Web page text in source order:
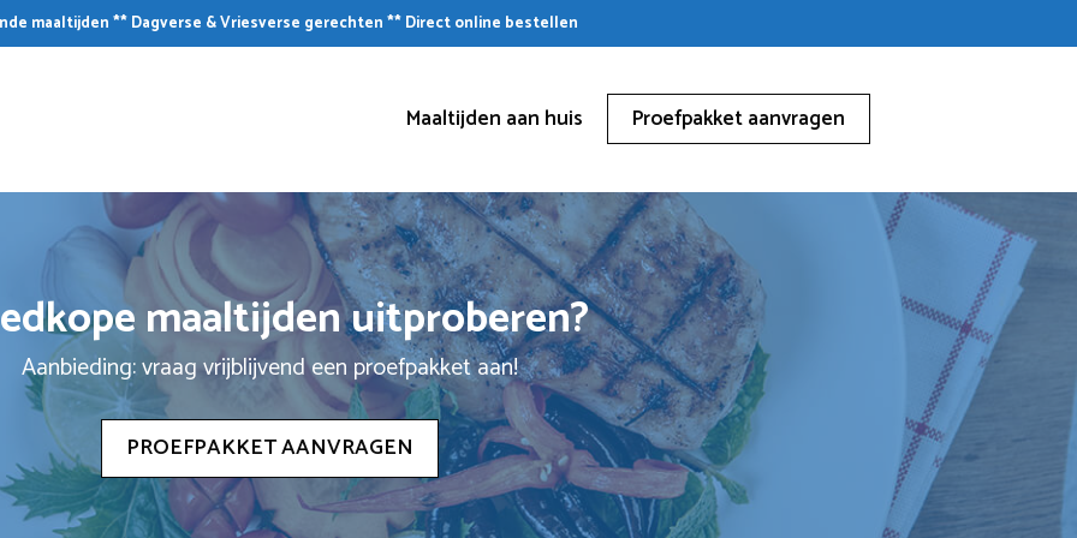
maaltijden ** Dagverse & Vriesverse gerechten ** Direct online bestellen
Maaltijden aan huis Proefpakket aanvragen
maaltijden uitproberen?
Aanbieding: vraag vrijblijvend een proefpakket aan!
PROEFPAKKET AANVRAGEN